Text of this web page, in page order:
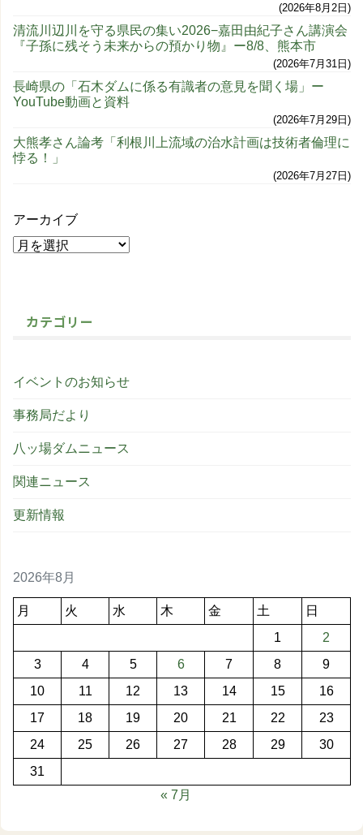
2026年8月2日
清流川辺川を守る県民の集い2026−嘉田由紀子さん講演会
『子孫に残そう未来からの預かり物』ー8/8、熊本市
2026年7月31日
長崎県の「石木ダムに係る有識者の意見を聞く場」ー
YouTube動画と資料
2026年7月29日
大熊孝さん論考「利根川上流域の治水計画は技術者倫理に
悖る！」
2026年7月27日
アーカイブ
カテゴリー
イベントのお知らせ
事務局だより
八ッ場ダムニュース
関連ニュース
更新情報
2026年8月
月 火 水 木 金 土
日
1
2
3
4 5 6 7 8
9
10
11 12 13 14 15
16
17
18 19 20 21 22
23
24
25 26 27 28 29
30
31
« 7月